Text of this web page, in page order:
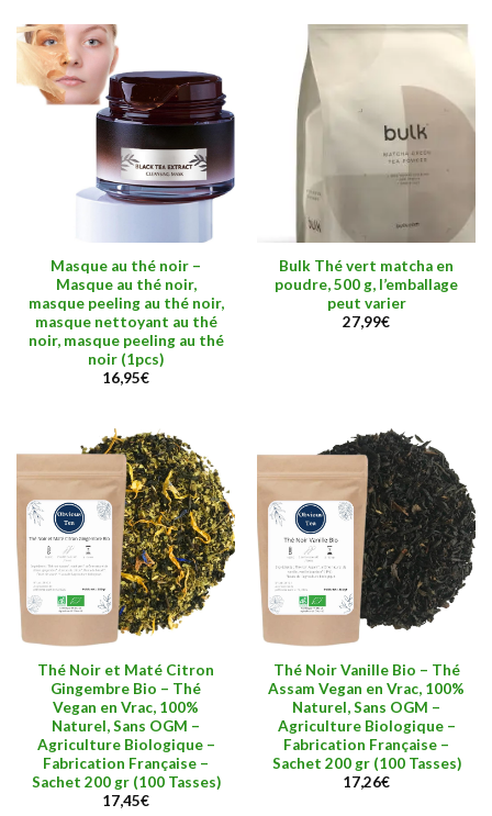
Masque au thé noir –
Masque au thé noir,
masque peeling au thé noir,
masque nettoyant au thé
noir, masque peeling au thé
noir (1pcs)
16,95€
Bulk Thé vert matcha en
poudre, 500 g, l’emballage
peut varier
27,99€
Thé Noir et Maté Citron
Gingembre Bio – Thé
Vegan en Vrac, 100%
Naturel, Sans OGM –
Agriculture Biologique –
Fabrication Française –
Sachet 200 gr (100 Tasses)
17,45€
Thé Noir Vanille Bio – Thé
Assam Vegan en Vrac, 100%
Naturel, Sans OGM –
Agriculture Biologique –
Fabrication Française –
Sachet 200 gr (100 Tasses)
17,26€